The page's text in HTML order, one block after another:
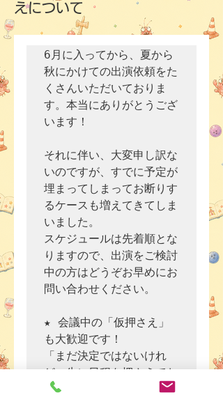
えについて
6月に入ってから、夏から
秋にかけての出演依頼をた
くさんいただいておりま
す。本当にありがとうござ
います！
それに伴い、大変申し訳な
いのですが、すでに予定が
埋まってしまってお断りす
るケースも増えてきてしま
いました。
スケジュールは先着順とな
りますので、出演をご検討
中の方はどうぞお早めにお
問い合わせください。
★ 会議中の「仮押さえ」
も大歓迎です！
「まだ決定ではないけれ
ど、先に日程を押さえてお
きたい」という場合も対応